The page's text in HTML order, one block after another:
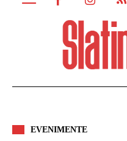
EVENIMENTE